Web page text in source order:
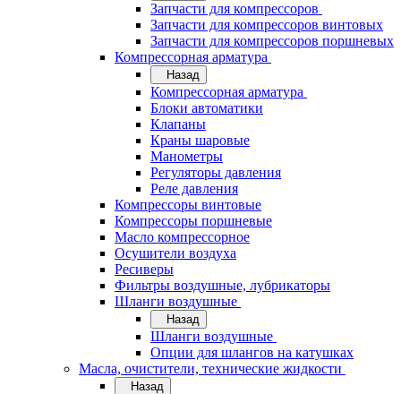
Запчасти для компрессоров
Запчасти для компрессоров винтовых
Запчасти для компрессоров поршневых
Компрессорная арматура
Назад
Компрессорная арматура
Блоки автоматики
Клапаны
Краны шаровые
Манометры
Регуляторы давления
Реле давления
Компрессоры винтовые
Компрессоры поршневые
Масло компрессорное
Осушители воздуха
Ресиверы
Фильтры воздушные, лубрикаторы
Шланги воздушные
Назад
Шланги воздушные
Опции для шлангов на катушках
Масла, очистители, технические жидкости
Назад